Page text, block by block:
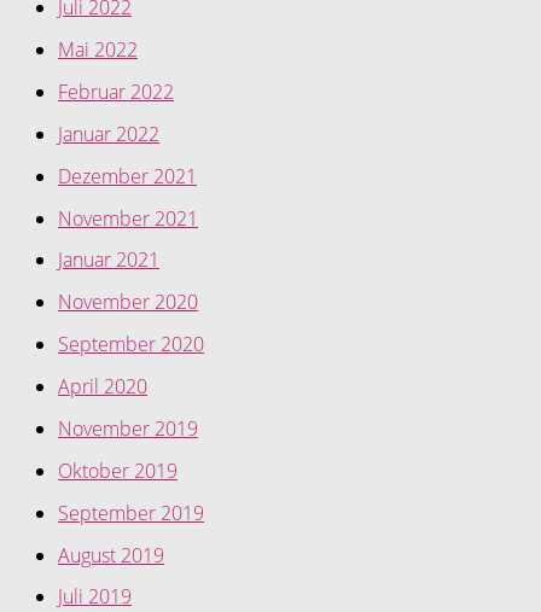
Juli 2022
Mai 2022
Februar 2022
Januar 2022
Dezember 2021
November 2021
Januar 2021
November 2020
September 2020
April 2020
November 2019
Oktober 2019
September 2019
August 2019
Juli 2019